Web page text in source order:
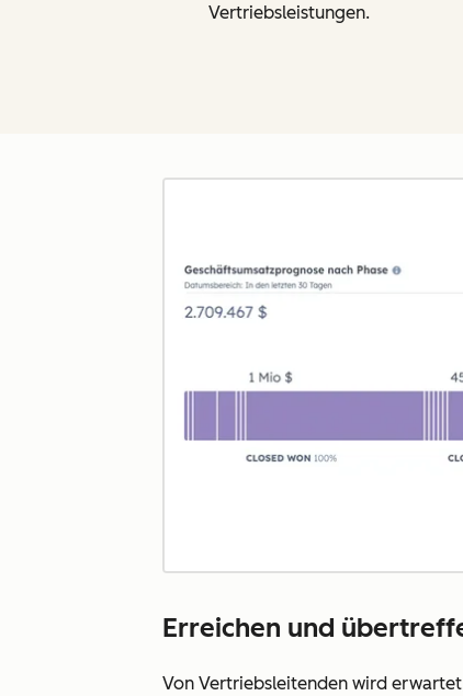
Vertriebsleistungen.
Erreichen und
Von Vertriebsleitenden wird